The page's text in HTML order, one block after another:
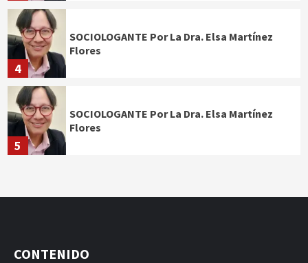
4
SOCIOLOGANTE Por La Dra. Elsa Martínez
Flores
5
SOCIOLOGANTE Por La Dra. Elsa Martínez
Flores
CONTENIDO